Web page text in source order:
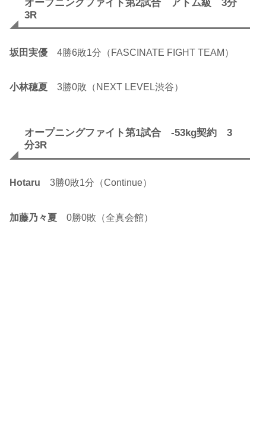
オープニングファイト第2試合 アトム級 3分
3R
坂田実優 4勝6敗1分（FASCINATE FIGHT TEAM）
小林穂夏 3勝0敗（NEXT LEVEL渋谷）
オープニングファイト第1試合 -53kg契約 3
分3R
Hotaru 3勝0敗1分（Continue）
加藤乃々夏 0勝0敗（全真会館）